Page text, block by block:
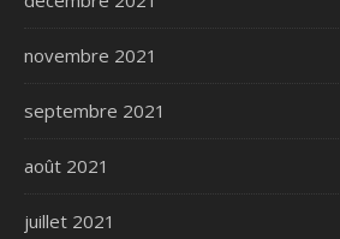
novembre 2021
septembre 2021
août 2021
juillet 2021